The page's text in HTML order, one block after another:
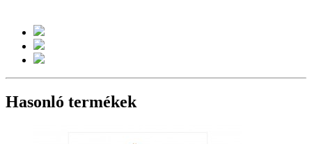
Hasonló termékek